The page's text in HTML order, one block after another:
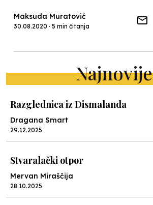
Maksuda Muratović
30.08.2020 · 5 min čitanja
Najnovije
Razglednica iz Dismalanda
Dragana Smart
29.12.2025
Stvaralački otpor
Mervan Miraščija
28.10.2025